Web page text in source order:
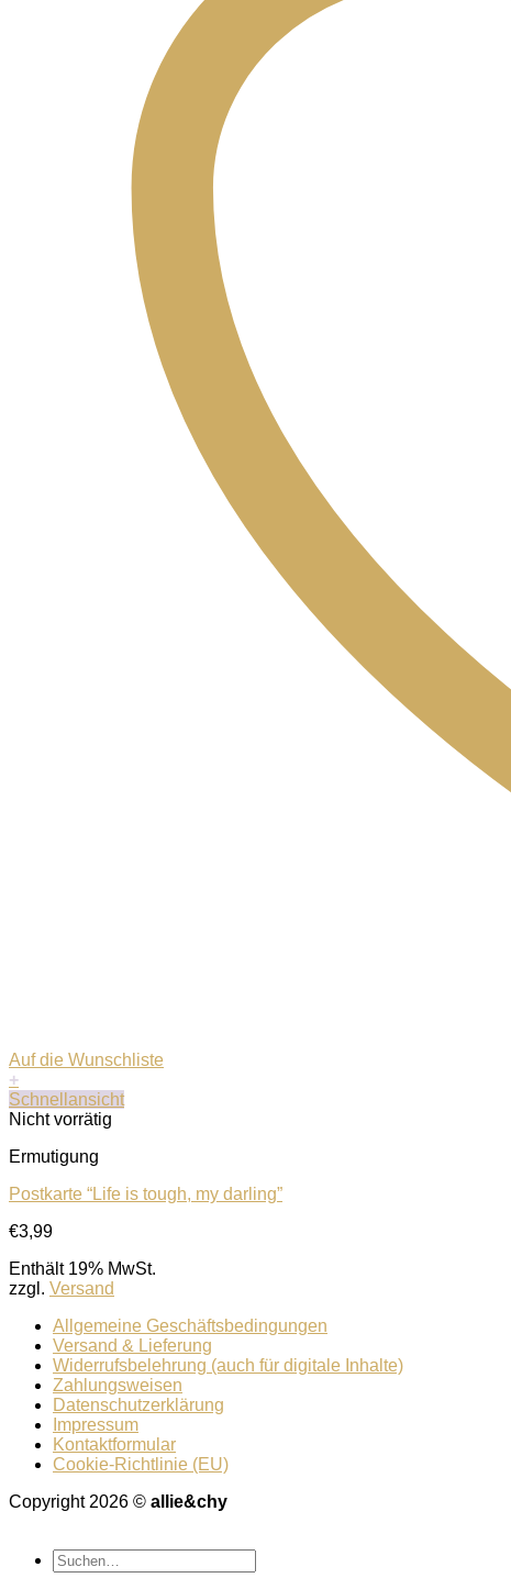
Auf die Wunschliste
+
Schnellansicht
Nicht vorrätig
Ermutigung
Postkarte “Life is tough, my darling”
€3,99
Enthält 19% MwSt.
zzgl. Versand
Allgemeine Geschäftsbedingungen
Versand & Lieferung
Widerrufsbelehrung (auch für digitale Inhalte)
Zahlungsweisen
Datenschutzerklärung
Impressum
Kontaktformular
Cookie-Richtlinie (EU)
Copyright 2026 © allie&chy
Suchen